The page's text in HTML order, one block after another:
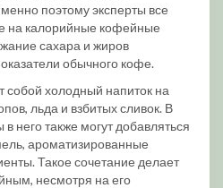
поэтому эксперты все
калорийные кофейные
сахара и жиров
обычного кофе.
собой холодный напиток на
льда и взбитых сливок. В
него также могут добавляться
ароматизированные
Такое сочетание делает
несмотря на его